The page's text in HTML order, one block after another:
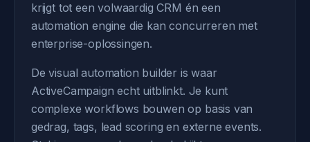
krijgt tot een volwaardig CRM én een
automation engine die kan concurreren met
enterprise-oplossingen.
De visual automation builder is waar
ActiveCampaign echt uitblinkt. Je kunt
complexe workflows bouwen op basis van
gedrag, tags, lead scoring en externe events.